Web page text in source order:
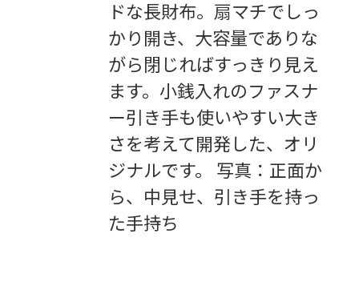
ドな長財布。扇マチでしっ
かり開き、大容量でありな
がら閉じればすっきり見え
ます。小銭入れのファスナ
ー引き手も使いやすい大き
さを考えて開発した、オリ
ジナルです。 写真：正面か
ら、中見せ、引き手を持っ
た手持ち